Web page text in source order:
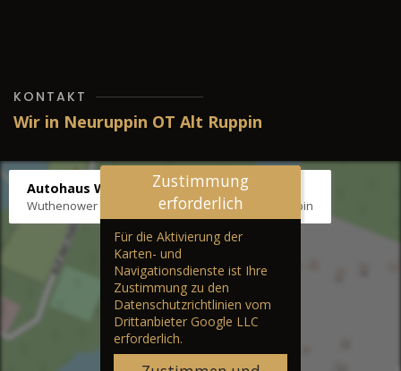
KONTAKT
Wir in Neuruppin OT Alt Ruppin
Autohaus Wernicke
Wuthenower Str. 12b, 16827 Neuruppin OT Alt Ruppin
Zustimmung
erforderlich
Für die Aktivierung der
Karten- und
Navigationsdienste ist Ihre
Zustimmung zu den
Datenschutzrichtlinien vom
Drittanbieter Google LLC
erforderlich.